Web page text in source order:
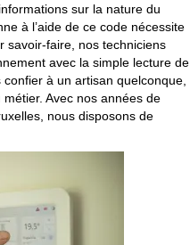
sur la nature du
à l’aide de ce code nécessite
savoir-faire, nos techniciens
avec la simple lecture de
à un artisan quelconque,
Avec nos années de
nous disposons de